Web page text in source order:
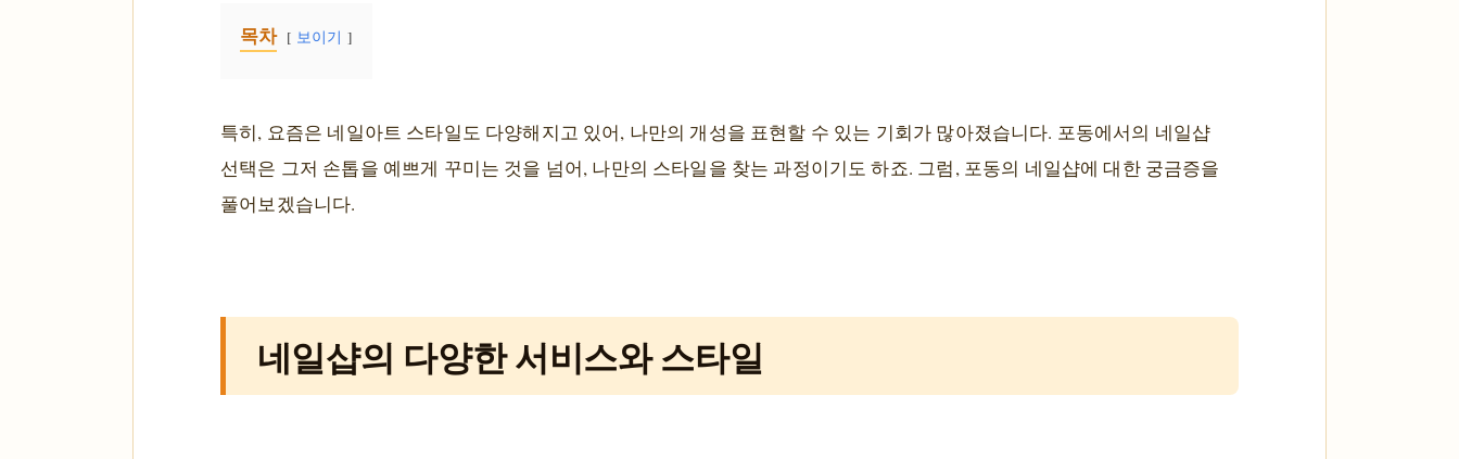
목차 보이기
특히, 요즘은 네일아트 스타일도 다양해지고 있어, 나만의 개성을 표현할 수 있는 기회가 많아졌습니다. 포동에서의 네일샵
선택은 그저 손톱을 예쁘게 꾸미는 것을 넘어, 나만의 스타일을 찾는 과정이기도 하죠. 그럼, 포동의 네일샵에 대한 궁금증을
풀어보겠습니다.
네일샵의 다양한 서비스와 스타일